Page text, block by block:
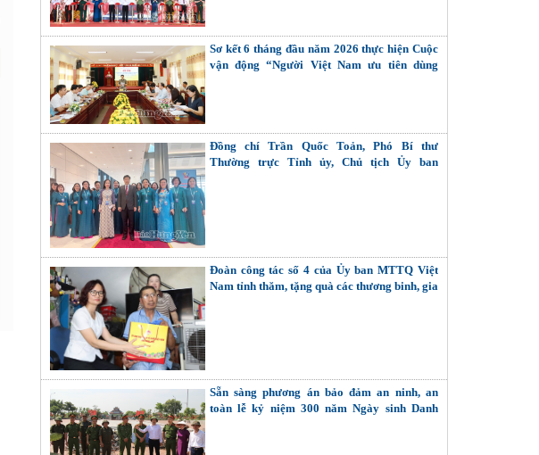
Sơ kết 6 tháng đầu năm 2026 thực hiện Cuộc
vận động “Người Việt Nam ưu tiên dùng
Đồng chí Trần Quốc Toản, Phó Bí thư
Thường trực Tỉnh ủy, Chủ tịch Ủy ban
Đoàn công tác số 4 của Ủy ban MTTQ Việt
Nam tỉnh thăm, tặng quà các thương binh, gia
Sẵn sàng phương án bảo đảm an ninh, an
toàn lễ kỷ niệm 300 năm Ngày sinh Danh